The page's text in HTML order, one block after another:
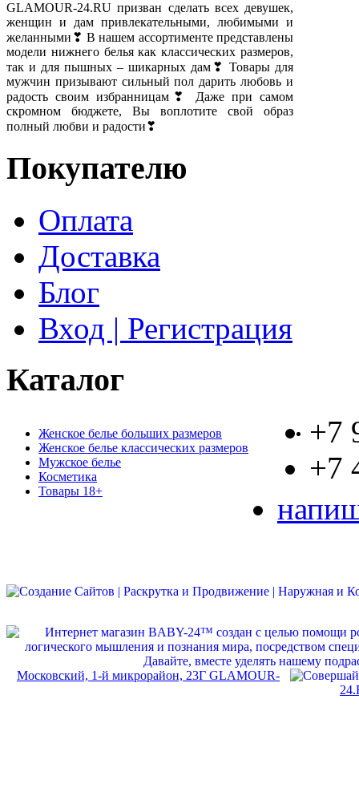
GLAMOUR-24.RU призван сделать всех девушек,
женщин и дам привлекательными, любимыми и
желанными❣ В нашем ассортименте представлены
модели нижнего белья как классических размеров,
так и для пышных – шикарных дам❣ Товары для
мужчин призывают сильный пол дарить любовь и
радость своим избранницам❣ Даже при самом
скромном бюджете, Вы воплотите свой образ
полный любви и радости❣
Покупателю
Оплата
Доставка
Блог
Вход | Регистрация
Каталог
Женское белье больших размеров
Женское белье классических размеров
Мужское белье
Косметика
Товары 18+
+7
+7
Московский, 1-й микрорайон, 23Г GLAMOUR-